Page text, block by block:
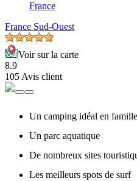
France
France Sud-Ouest
Voir sur la carte
8.9
105 Avis client
Un camping idéal en
Un parc aquatique
De nombreux sites
Les meilleurs spots de surf